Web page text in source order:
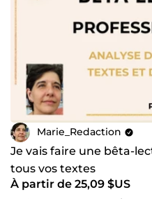
Marie_Redaction
Je vais faire une bêta-
tous vos textes
À partir de 25,09 $US